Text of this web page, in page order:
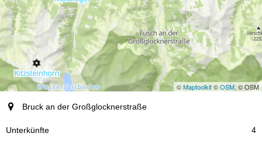
©Maptoolkit©OSM, © OSM
Ort
Unterkünfte
Bruck an der Großglocknerstraße
4